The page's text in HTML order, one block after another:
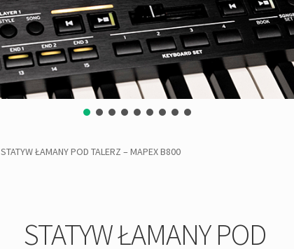
STATYW ŁAMANY POD TALERZ – MAPEX B800
STATYW ŁAMANY POD